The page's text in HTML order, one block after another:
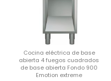
Cocina eléctrica de base
abierta 4 fuegos cuadrados
de base abierta Fondo 900
Emotion extreme